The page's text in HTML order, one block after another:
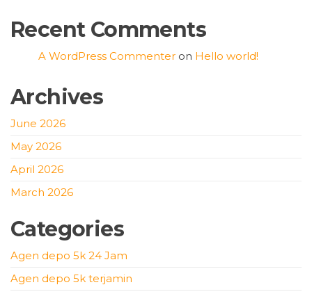
Recent Comments
A WordPress Commenter on Hello world!
Archives
June 2026
May 2026
April 2026
March 2026
Categories
Agen depo 5k 24 Jam
Agen depo 5k terjamin